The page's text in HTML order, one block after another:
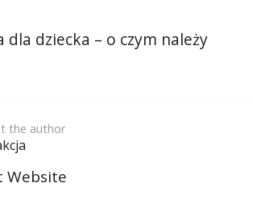
dziecka – o czym należy
the author
Website